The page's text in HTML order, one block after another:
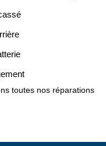
toutes nos réparations